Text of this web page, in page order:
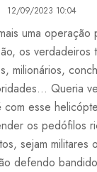
12/09/2023 10:04
uma operação
os verdadeiros
milionários,
Queria
esse
os pedófilos
sejam militares
defendo